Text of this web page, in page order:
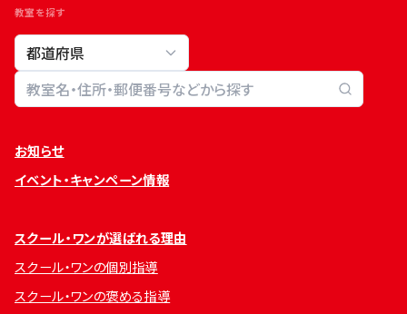
教室を探す
教室検索
お知らせ
イベント・キャンペーン情報
スクール・ワンが選ばれる理由
スクール・ワンの個別指導
スクール・ワンの褒める指導